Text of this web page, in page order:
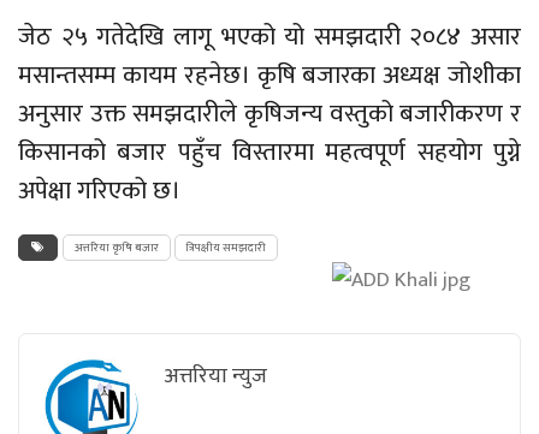
जेठ २५ गतेदेखि लागू भएको यो समझदारी २०८४ असार
मसान्तसम्म कायम रहनेछ। कृषि बजारका अध्यक्ष जोशीका
अनुसार उक्त समझदारीले कृषिजन्य वस्तुको बजारीकरण र
किसानको बजार पहुँच विस्तारमा महत्वपूर्ण सहयोग पुग्ने
अपेक्षा गरिएको छ।
अत्तरिया कृषि बजार त्रिपक्षीय समझदारी
अत्तरिया न्युज